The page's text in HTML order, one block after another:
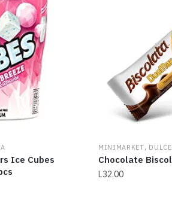
Ice Cubes
MINIMARKET,
Chocolate
L32.00